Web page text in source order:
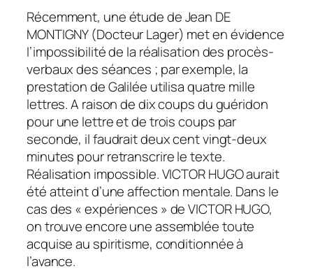
Récemment, une étude de Jean DE
MONTIGNY (Docteur Lager) met en évidence
l’impossibilité de la réalisation des procès-
verbaux des séances ; par exemple, la
prestation de Galilée utilisa quatre mille
lettres. A raison de dix coups du guéridon
pour une lettre et de trois coups par
seconde, il faudrait deux cent vingt-deux
minutes pour retranscrire le texte.
Réalisation impossible. VICTOR HUGO aurait
été atteint d’une affection mentale. Dans le
cas des « expériences » de VICTOR HUGO,
on trouve encore une assemblée toute
acquise au spiritisme, conditionnée à
l’avance.